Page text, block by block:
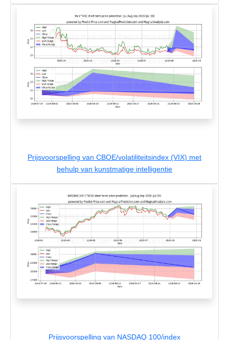
Prijsvoorspelling van CBOE/volatiliteitsindex (VIX) met
behulp van kunstmatige intelligentie
Prijsvoorspelling van NASDAQ 100/index